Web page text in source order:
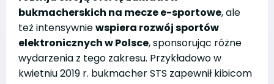
bukmacherskich na mecze e-sportowe, ale
też intensywniewspiera rozwój sportów
elektronicznych w Polsce, sponsorując różne
wydarzenia z tego zakresu. Przykładowo w
kwietniu 2019 r. bukmacher STS zapewnił kibicom